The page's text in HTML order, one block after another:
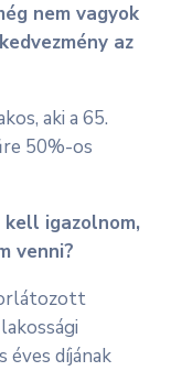
nem vagyok
az
aki a 65.
50%-os
igazolnom,
venni?
éves díjának